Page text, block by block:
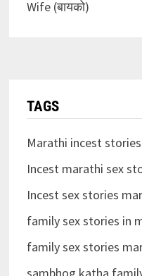
Wife (बायको)
TAGS
Marathi incest
Incest marathi sex
Incest sex stories
family sex stories in
family sex stories